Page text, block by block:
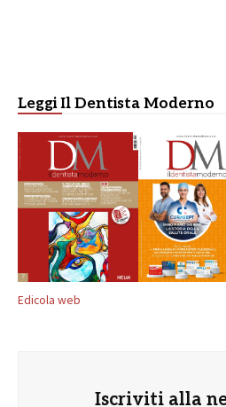
Leggi Il Dentista Moderno
Edicola web
Iscriviti alla